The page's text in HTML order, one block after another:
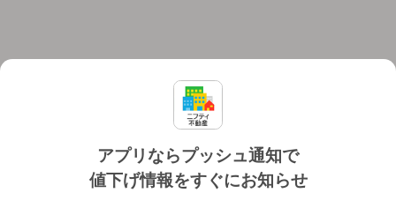
アプリならプッシュ通知で
値下げ情報をすぐにお知らせ
個人情報保護ポリシー 利用規約